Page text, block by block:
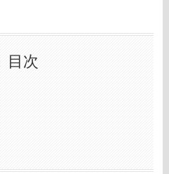
目次